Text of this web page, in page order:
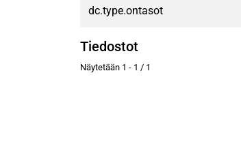
dc.type.ontasot
Tiedostot
Näytetään 1 - 1 / 1